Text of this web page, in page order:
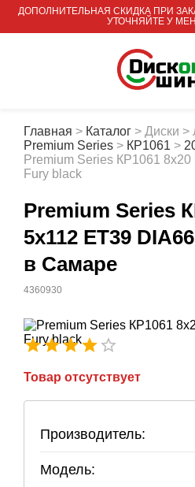
ДОПОЛНИТЕЛЬНАЯ СКИДКА ПРИ
УТОЧНЯЙТЕ У
Главная > Каталог > Диски >
Premium Series > КР1061 >
Premium Series КР1061
Fury black
Premium Series
5x112 ET39
в Самаре
4360930
Товар отсутствует
Производитель:
Модель: